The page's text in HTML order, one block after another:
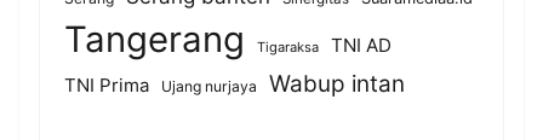
Tangerang Tigaraksa
TNI AD
TNI Prima
Ujang nurjaya Wabup intan